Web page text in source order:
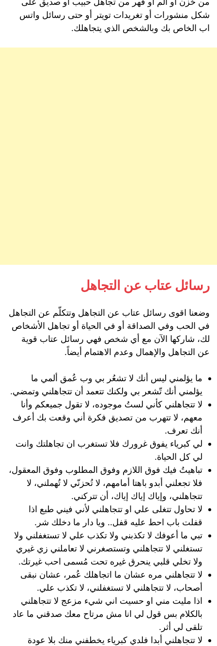
شكل منشورات أو تغريدات تويتر أو حتى رسائل واتس
اب الخاص بك وبالشخص الذي يتجاهلك.
رسائل عتاب عن التجاهل
وضعنا اقوى رسائل عتاب عن التجاهل وتتكلّم عن التجاهل
في الحب وفي الصداقة أو في الحياة أو تجاهل الأشخاص
لك، شاركها الآن مع أي شخص فهي رسائل عتاب قوية
عن التجاهل والإهمال وعدم الاهتمام أيضاً.
ما يؤلمني ليس أنك لا تشعُر بي وب عُمق ألمي ما
يؤلمني أنك تّشعر بي ولكنك تتعمد أن تتجاهلني وتمضي.
لا تتجاهلني كأني لستُ موجوده، لا تقول جميعكم وأنا
معهم، لا تتهرب من تصديق فكرة أني وقعت بك أعرف
أنك تعرف.
لي كبرياء يفوق غرورك فلا تستغرب ان تجاهلتك وانت
لي كل الحياة.
تباهيتُ فيك فوق اللازم وفوق المطلوب وفوق المعقول،
فلا تجعلني أبدو باهتا أمامهم، لا تُحزنّي لا تُهملني، لا
تتجاهلني، وإياك إياك إياك، أن تتركني.
لا تحاول تتغلى علي او تتجاهلني لأني فيني طبع اذا
قفلت باب احط عليه قفل.. ويا دار ما دخلك شر.
تبي ما أعوفك لا تكذبني ولا تكذب علي لا تستغفلني ولا
تستغلني لا تتجاهلني وتستصغرني لا تعاملني زي غيري
ولا تخلي قلبي ينحرق غيره تحت مُسمى احب غيرتك.
لا تتجاهلني مره عشان ما اتجاهلك عُمر، عشان نبقى
أصحاب، لا تتجاهلني لا تستغفلني، لا تكذب علي.
اذا مليت مني او حسيت اني شيء مزعج لا تتجاهلني
بالكلام بس قول لي انا مش مرتاح معك صدقني ما عاد
تلقى لي أثر.
لا تتجاهلني أبدا فلدي كبرياء يخطفني منك بلا عودة